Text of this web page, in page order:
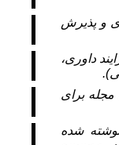
و پذیرش
داوری،
برای
شده